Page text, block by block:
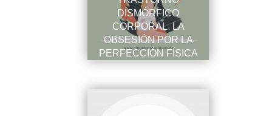
DISMÓRFICO
CORPORAL. LA
OBSESIÓN POR LA
PERFECCIÓN FÍSICA